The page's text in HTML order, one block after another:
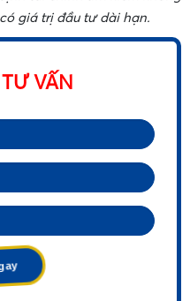
giá trị đầu tư dài hạn.
VẤN